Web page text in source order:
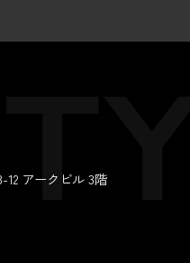
アークビル 3階